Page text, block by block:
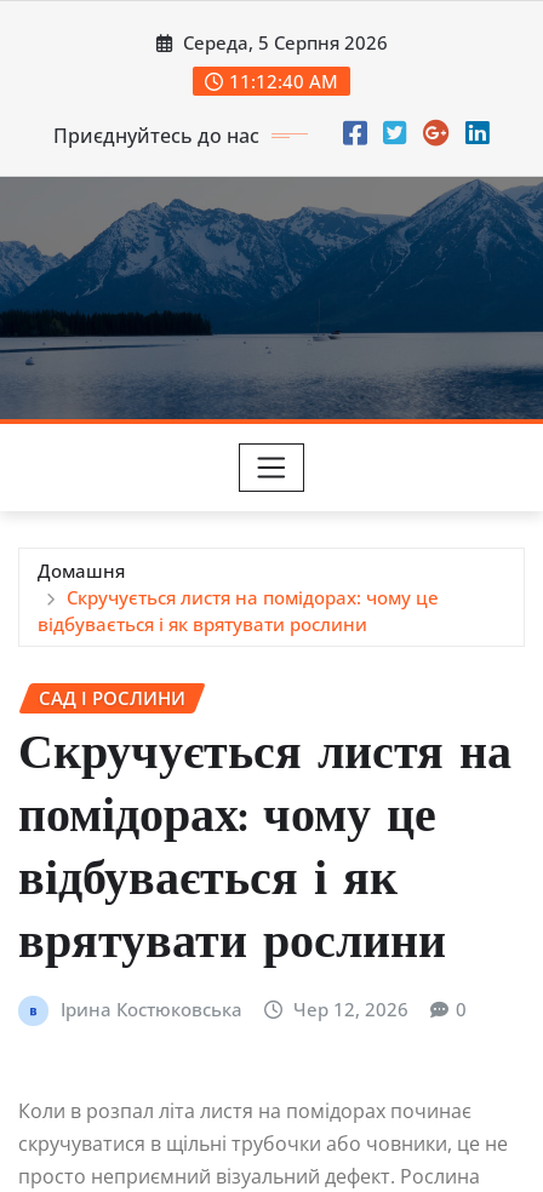
Середа, 5 Серпня 2026
11:12:41 AM
Приєднуйтесь до нас
Домашня
Скручується листя на помідорах: чому це
відбувається і як врятувати рослини
САД І РОСЛИНИ
Скручується листя на
помідорах: чому це
відбувається і як
врятувати рослини
Ірина Костюковська Чер 12, 2026 0
Коли в розпал літа листя на помідорах починає
скручуватися в щільні трубочки або човники, це не
просто неприємний візуальний дефект. Рослина